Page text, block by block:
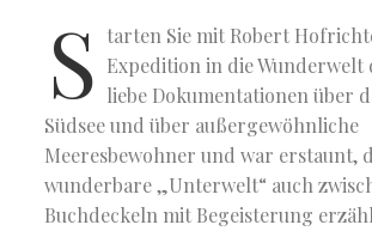
S tarten Sie mit Robert
Expedition in die Wunderwelt
liebe Dokumentationen über
Südsee und über außergewöhnliche
Meeresbewohner und war erstaunt,
wunderbare „Unterwelt“ auch
Buchdeckeln mit Begeisterung